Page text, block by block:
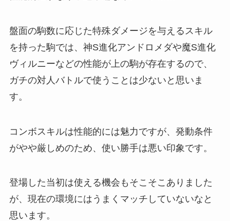
盤面の駒数に応じた特殊ダメージを与えるスキル
を持った駒では、神S進化アンドロメダや魔S進化
ヴィルニーなどの性能が上の駒が存在するので、
ガチの対人バトルで使うことは少ないと思いま
す。
コンボスキルは性能的には魅力ですが、発動条件
がやや厳しめのため、使い勝手は悪い印象です。
登場した当初は使える機会もそこそこありました
が、現在の環境にはうまくマッチしていないなと
思います。